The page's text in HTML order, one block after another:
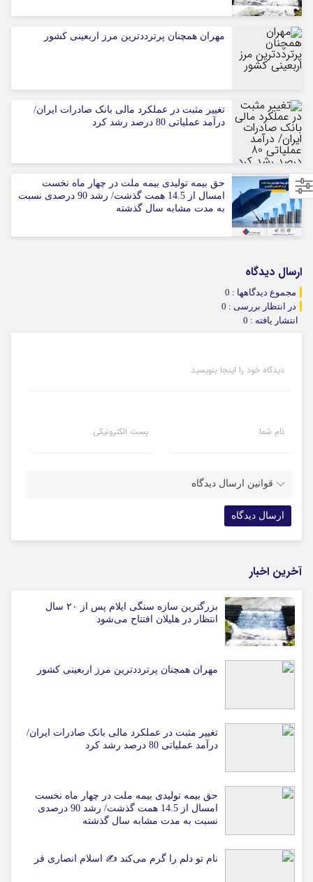
مهران همچنان پرترددترین مرز اربعینی کشور
تغییر مثبت در عملکرد مالی بانک صادرات ایران/
درآمد عملیاتی 80 درصد رشد کرد
حق بیمه تولیدی بیمه ملت در چهار ماه نخست
امسال از 14.5 همت گذشت/ رشد 90 درصدی نسبت
به مدت مشابه سال گذشته
ارسال دیدگاه
مجموع دیدگاهها : 0
در انتظار بررسی : 0
انتشار یافته : 0
دیدگاه خود را اینجا بنویسید
نام شما پست الکترونیکی
قوانین ارسال دیدگاه
آخرین اخبار
بزرگترین سازه سنگی ایلام پس از ۲۰ سال
انتظار در هلیلان افتتاح می‌شود
مهران همچنان پرترددترین مرز اربعینی کشور
تغییر مثبت در عملکرد مالی بانک صادرات ایران/
درآمد عملیاتی 80 درصد رشد کرد
حق بیمه تولیدی بیمه ملت در چهار ماه نخست
امسال از 14.5 همت گذشت/ رشد 90 درصدی
نسبت به مدت مشابه سال گذشته
نام تو دلم را گرم می‌کند ✍️ اسلام انصاری فر